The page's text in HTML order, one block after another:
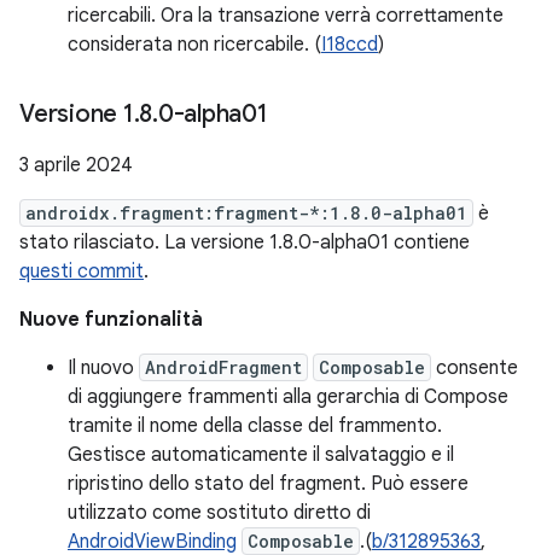
ricercabili. Ora la transazione verrà correttamente
considerata non ricercabile. (I18ccd)
Versione 1.8.0-alpha01
3 aprile 2024
androidx.fragment:fragment-*:1.8.0-alpha01
è
stato rilasciato. La versione 1.8.0-alpha01 contiene
questi commit.
Nuove funzionalità
Il nuovo AndroidFragment Composable consente
di aggiungere frammenti alla gerarchia di Compose
tramite il nome della classe del frammento.
Gestisce automaticamente il salvataggio e il
ripristino dello stato del fragment. Può essere
utilizzato come sostituto diretto di
AndroidViewBinding Composable .(b/312895363,